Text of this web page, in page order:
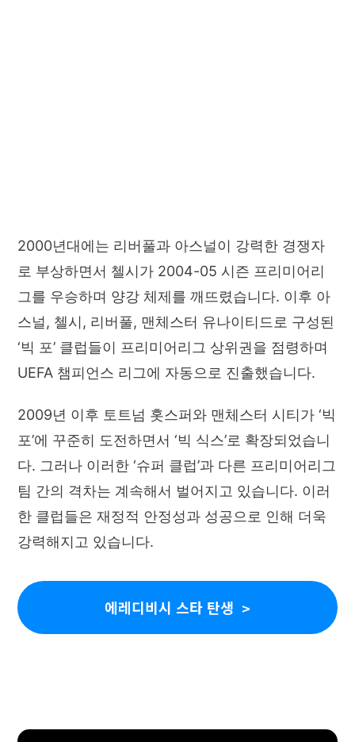
2000년대에는 리버풀과 아스널이 강력한 경쟁자
로 부상하면서 첼시가 2004-05 시즌 프리미어리
그를 우승하며 양강 체제를 깨뜨렸습니다. 이후 아
스널, 첼시, 리버풀, 맨체스터 유나이티드로 구성된
‘빅 포’ 클럽들이 프리미어리그 상위권을 점령하며
UEFA 챔피언스 리그에 자동으로 진출했습니다.
2009년 이후 토트넘 홋스퍼와 맨체스터 시티가 ‘빅
포’에 꾸준히 도전하면서 ‘빅 식스’로 확장되었습니
다. 그러나 이러한 ‘슈퍼 클럽’과 다른 프리미어리그
팀 간의 격차는 계속해서 벌어지고 있습니다. 이러
한 클럽들은 재정적 안정성과 성공으로 인해 더욱
강력해지고 있습니다.
에레디비시 스타 탄생